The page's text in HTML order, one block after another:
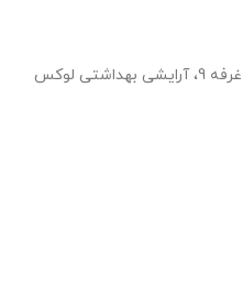
کرمانشاه، پاوه، نوسود بازارچه مرزی غرفه 9، آرایشی بهداشتی لوکس